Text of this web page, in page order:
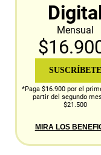
Mensual
SUSCRÍBETE
*Paga $16.900 por el
partir del segundo
$21.500
MIRA LOS